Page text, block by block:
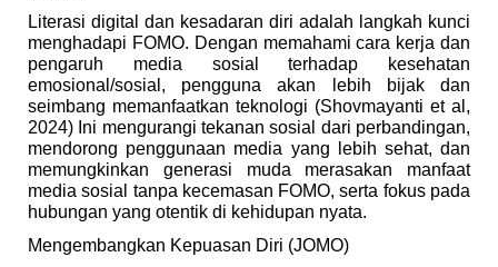
Literasi digital dan kesadaran diri adalah langkah kunci
menghadapi FOMO. Dengan memahami cara kerja dan
pengaruh media sosial terhadap kesehatan
emosional/sosial, pengguna akan lebih bijak dan
seimbang memanfaatkan teknologi (Shovmayanti et al,
2024) Ini mengurangi tekanan sosial dari perbandingan,
mendorong penggunaan media yang lebih sehat, dan
memungkinkan generasi muda merasakan manfaat
media sosial tanpa kecemasan FOMO, serta fokus pada
hubungan yang otentik di kehidupan nyata.
Mengembangkan Kepuasan Diri (JOMO)